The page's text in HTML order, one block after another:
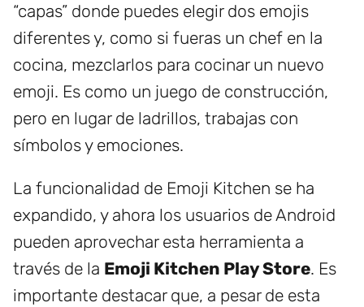
“capas” donde puedes elegir dos emojis
diferentes y, como si fueras un chef en la
cocina, mezclarlos para cocinar un nuevo
emoji. Es como un juego de construcción,
pero en lugar de ladrillos, trabajas con
símbolos y emociones.
La funcionalidad de Emoji Kitchen se ha
expandido, y ahora los usuarios de Android
pueden aprovechar esta herramienta a
través de la Emoji Kitchen Play Store. Es
importante destacar que, a pesar de esta